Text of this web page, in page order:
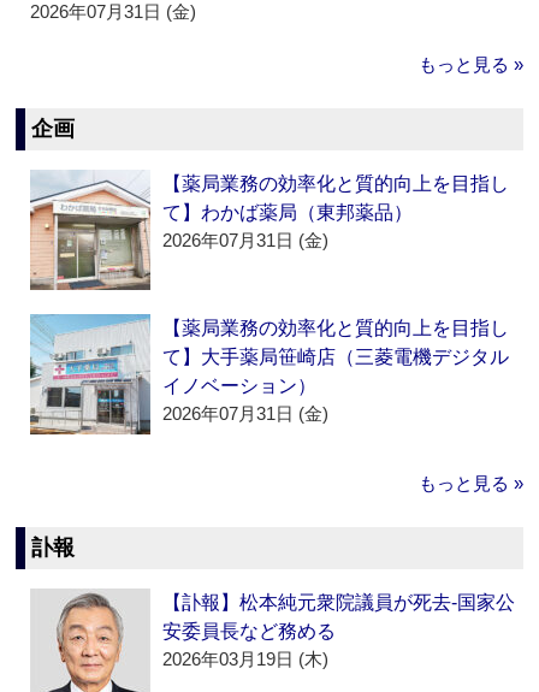
2026年07月31日 (金)
もっと見る »
企画
【薬局業務の効率化と質的向上を目指し
て】わかば薬局（東邦薬品）
2026年07月31日 (金)
【薬局業務の効率化と質的向上を目指し
て】大手薬局笹崎店（三菱電機デジタル
イノベーション）
2026年07月31日 (金)
もっと見る »
訃報
【訃報】松本純元衆院議員が死去‐国家公
安委員長など務める
2026年03月19日 (木)